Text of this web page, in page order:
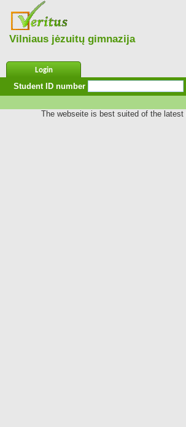
Vilniaus jėzuitų gimnazija
Login
Student ID number
The webseite is best suited of the latest